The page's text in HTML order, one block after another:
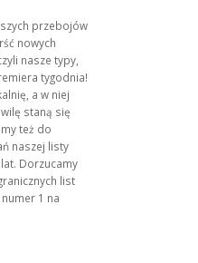
przebojów
nowych
nasze typy,
tygodnia!
a w niej
staną się
też do
naszej listy
Dorzucamy
list
1 na